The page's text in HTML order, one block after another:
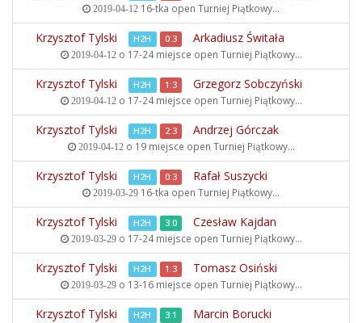
2019-04-12 16-tka open Turniej Piątkowy...
Krzysztof Tylski H2H 0:3 Arkadiusz Świtała
2019-04-12o 17-24 miejsce open Turniej Piątkowy...
Krzysztof Tylski H2H 1:3 Grzegorz Sobczyński
2019-04-12o 17-24 miejsce open Turniej Piątkowy...
Krzysztof Tylski H2H 2:3 Andrzej Górczak
2019-04-12o 19 miejsce open Turniej Piątkowy...
Krzysztof Tylski H2H 0:3 Rafał Suszycki
2019-03-29 16-tka open Turniej Piątkowy...
Krzysztof Tylski H2H 3:0 Czesław Kajdan
2019-03-29o 17-24 miejsce open Turniej Piątkowy...
Krzysztof Tylski H2H 1:3 Tomasz Osiński
2019-03-29o 13-16 miejsce open Turniej Piątkowy...
Krzysztof Tylski H2H 3:1 Marcin Borucki